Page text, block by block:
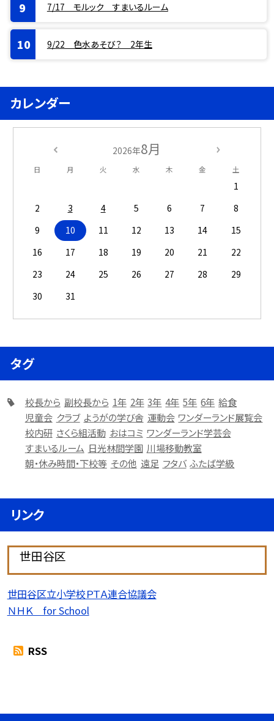
7/17 モルック すまいるルーム
9/22 色水あそび？ 2年生
カレンダー
2026年8月
日 月 火 水 木 金 土
1
2
3 4 5 6 7
8
9
10 11 12 13 14
15
16
17 18 19 20 21
22
23
24 25 26 27 28
29
30
31
タグ
校長から 副校長から 1年 2年 3年 4年 5年 6年 給食
児童会 クラブ ようがの学び舎 運動会 ワンダーランド展覧会
校内研 さくら組活動 おはコミ ワンダーランド学芸会
すまいるルーム 日光林間学園 川場移動教室
朝・休み時間・下校等 その他 遠足 フタバ ふたば学級
リンク
世田谷区
世田谷区立小学校ＰＴＡ連合協議会
ＮＨＫ for School
RSS